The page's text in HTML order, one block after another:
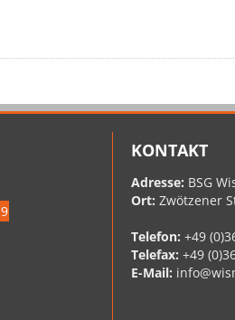
9
KONTAKT
Adresse: BSG
Ort:Zwötzener
Telefon:+49
Telefax:+49
E-Mail: